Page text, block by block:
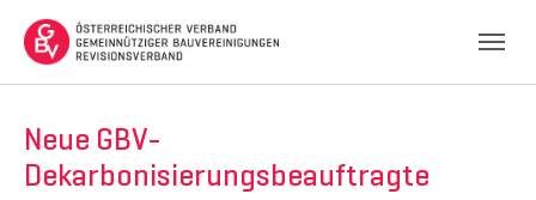
Neue GBV-
Dekarbonisierungsbeauftragte